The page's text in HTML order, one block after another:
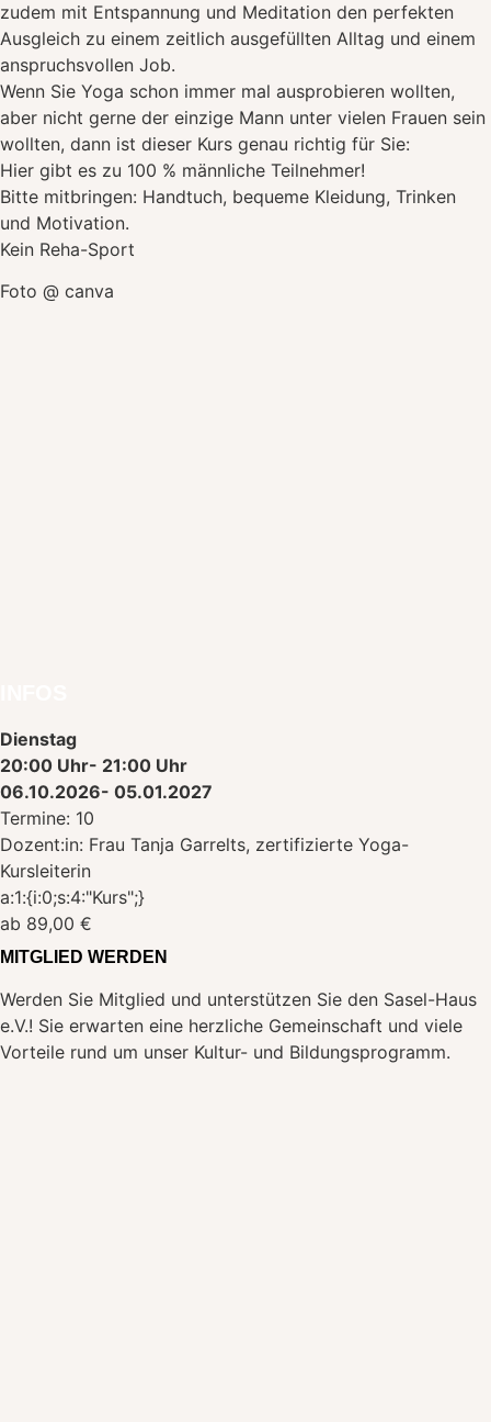
zudem mit Entspannung und Meditation den perfekten
Ausgleich zu einem zeitlich ausgefüllten Alltag und einem
anspruchsvollen Job.
Wenn Sie Yoga schon immer mal ausprobieren wollten,
aber nicht gerne der einzige Mann unter vielen Frauen sein
wollten, dann ist dieser Kurs genau richtig für Sie:
Hier gibt es zu 100 % männliche Teilnehmer!
Bitte mitbringen: Handtuch, bequeme Kleidung, Trinken
und Motivation.
Kein Reha-Sport
Foto @ canva
Dienstag
20:00 Uhr- 21:00 Uhr
06.10.2026- 05.01.2027
Termine: 10
Dozent:in: Frau Tanja Garrelts, zertifizierte Yoga-
Kursleiterin
a:1:{i:0;s:4:"Kurs";}
ab 89,00 €
MITGLIED WERDEN
Werden Sie Mitglied und unterstützen Sie den Sasel-Haus
e.V.! Sie erwarten eine herzliche Gemeinschaft und viele
Vorteile rund um unser Kultur- und Bildungsprogramm.